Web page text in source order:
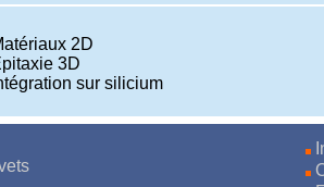
2D
3D
sur silicium
brevets